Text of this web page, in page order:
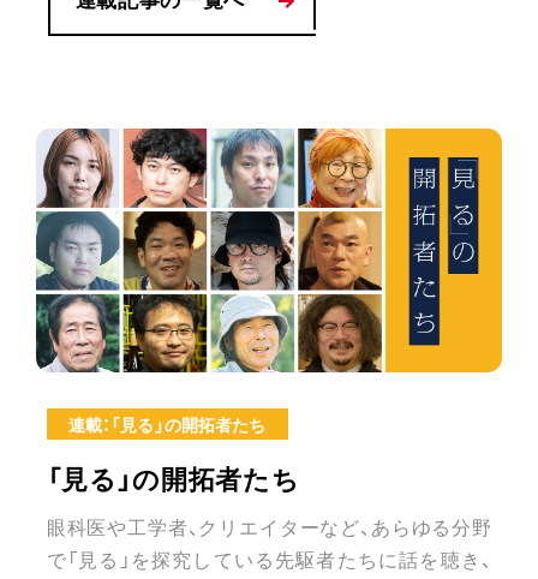
連載：「見る」の開拓者たち
「見る」の開拓者たち
眼科医や工学者、クリエイターなど、あらゆる分野
で「見る」を探究している先駆者たちに話を聴き、